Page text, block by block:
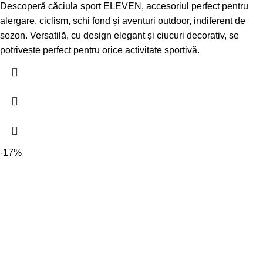
Descoperă căciula sport ELEVEN, accesoriul perfect pentru
alergare, ciclism, schi fond și aventuri outdoor, indiferent de
sezon. Versatilă, cu design elegant și ciucuri decorativ, se
potrivește perfect pentru orice activitate sportivă.
-17%